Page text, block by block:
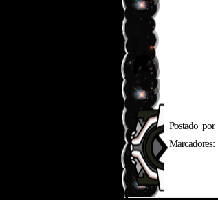
Postado por
Marcadores: